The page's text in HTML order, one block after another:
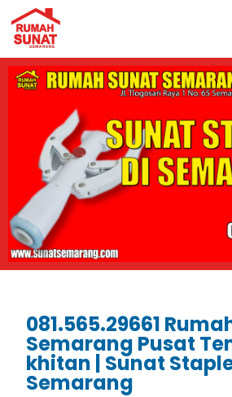
081.565.29661
Semarang Pusat
khitan | Sunat
Semarang